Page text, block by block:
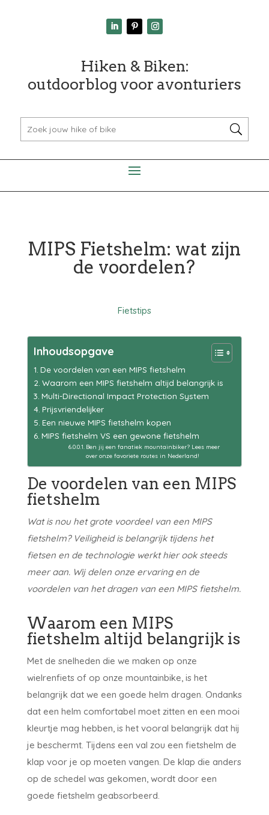
Hiken & Biken:
outdoorblog voor avonturiers
MIPS Fietshelm: wat zijn
de voordelen?
Fietstips
Inhoudsopgave
De voordelen van een MIPS fietshelm
Waarom een MIPS fietshelm altijd belangrijk is
Multi-Directional Impact Protection System
Prijsvriendelijker
Een nieuwe MIPS fietshelm kopen
MIPS fietshelm VS een gewone fietshelm
Ben jij een fanatiek mountainbiker? Lees meer
over onze favoriete routes in Nederland!
De voordelen van een MIPS
fietshelm
Wat is nou het grote voordeel van een MIPS
fietshelm? Veiligheid is belangrijk tijdens het
fietsen en de technologie werkt hier ook steeds
meer aan. Wij delen onze ervaring en de
voordelen van het dragen van een MIPS fietshelm.
Waarom een MIPS
fietshelm altijd belangrijk is
Met de snelheden die we maken op onze
wielrenfiets of op onze mountainbike, is het
belangrijk dat we een goede helm dragen. Ondanks
dat een helm comfortabel moet zitten en een mooi
kleurtje mag hebben, is het vooral belangrijk dat hij
je beschermt. Tijdens een val zou een fietshelm de
klap voor je op moeten vangen. De klap die anders
op de schedel was gekomen, wordt door een
goede fietshelm geabsorbeerd.